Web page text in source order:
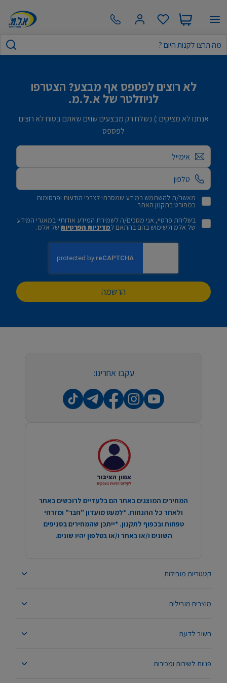
לא רוצים לפספס אף מבצע? הצטרפו
לניוזלטר של א.ל.מ.
אנחנו לא מציקים :) נשלח רק מבצעים שווים שאתם בטוח לא רוצים
לפספס
אימייל
מאשר/ת להשתמש במידע שמסרתי לצרכי הודעות ופרסומות
כמפורט בתקנון האתר
בשליחת פרטיי, אני מסכים/ה לשמירת המידע אודותיי במאגרי המידע
של אלמ ולשימוש בהם בהתאם למדיניות הפרטיותשל אלמ.
הרשמה
קטגוריות מובילות
מוצרים מובילים
חשוב לדעת
פניות לשירות ומכירות
עקבו אחרינו:
המחירים המוצגים באתר הם בלעדיים לרוכשים באתר
ולאחר כל ההנחות. *למעט מועדון "חבר" ומזרחי
טפחות ובכפוף לתקנון. *ייתכן שהמחירים בסניפים
השונים ו/או באתר ו/או בטלפון יהיו שונים.